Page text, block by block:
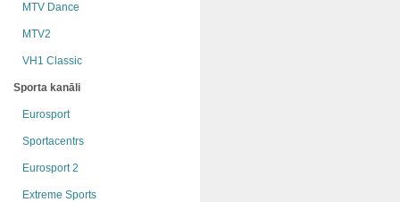
MTV Dance
MTV2
VH1 Classic
Sporta kanāli
Eurosport
Sportacentrs
Eurosport 2
Extreme Sports